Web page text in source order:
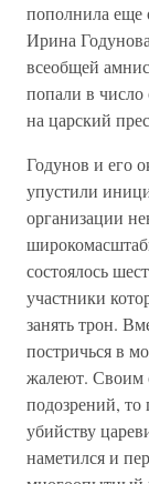
пополнила еще
Ирина
всеобщей
попали в число
на царский
Годунов и его
упустили
организации
состоялось
участники
занять трон.
постричься в
жалеют. Своим
подозрений, то
убийству
наметился и